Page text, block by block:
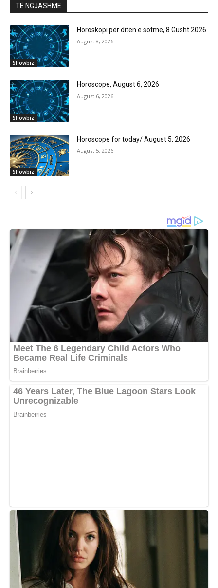
TË NGJASHME
Showbiz
Horoskopi për ditën e sotme, 8 Gusht 2026
August 8, 2026
Showbiz
Horoscope, August 6, 2026
August 6, 2026
Showbiz
Horoscope for today/ August 5, 2026
August 5, 2026